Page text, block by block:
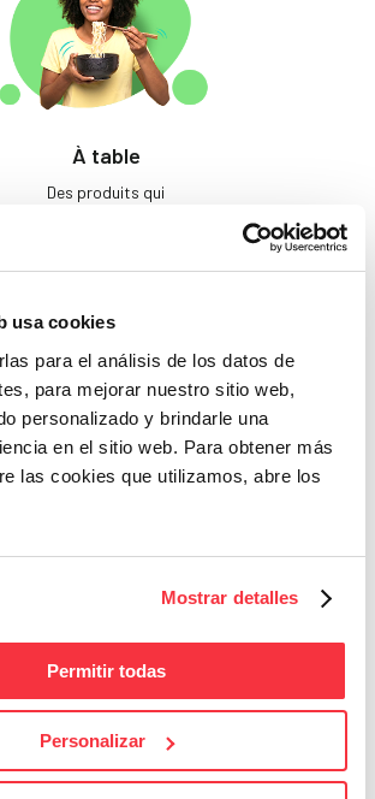
usa cookies
para el análisis de los datos de
para mejorar nuestro sitio web,
personalizado y brindarle una
en el sitio web. Para obtener más
las cookies que utilizamos, abre los
Mostrar detalles
Permitir todas
Personalizar
À table
Des produits qui
Beauté
Bons Plans